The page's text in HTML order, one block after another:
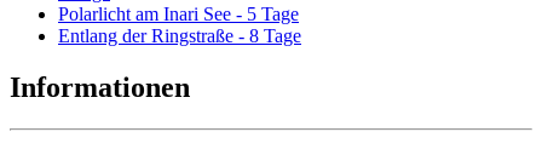
Polarlicht am Inari See - 5 Tage
Entlang der Ringstraße - 8 Tage
Informationen